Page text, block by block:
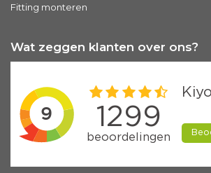
Fitting monteren
Wat zeggen klanten over ons?